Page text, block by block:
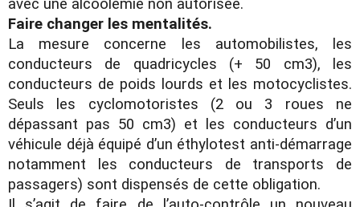
avec une alcoolémie non autorisée.
Faire changer les mentalités.
La mesure concerne les automobilistes, les
conducteurs de quadricycles (+ 50 cm3), les
conducteurs de poids lourds et les motocyclistes.
Seuls les cyclomotoristes (2 ou 3 roues ne
dépassant pas 50 cm3) et les conducteurs d’un
véhicule déjà équipé d’un éthylotest anti-démarrage
notamment les conducteurs de transports de
passagers) sont dispensés de cette obligation.